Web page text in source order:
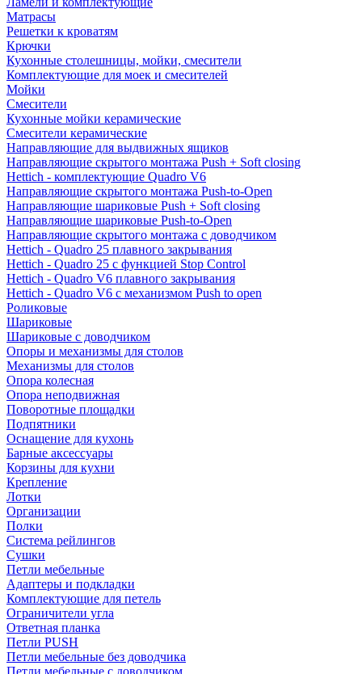
Матрасы
Решетки к кроватям
Крючки
Кухонные столешницы, мойки, смесители
Комплектующие для моек и смесителей
Мойки
Смесители
Кухонные мойки керамические
Смесители керамические
Направляющие для выдвижных ящиков
Направляющие скрытого монтажа Push + Soft closing
Hettich - комплектующие Quadro V6
Направляющие скрытого монтажа Push-to-Open
Направляющие шариковые Push + Soft closing
Направляющие шариковые Push-to-Open
Направляющие скрытого монтажа с доводчиком
Hettich - Quadro 25 плавного закрывания
Hettich - Quadro 25 с функцией Stop Control
Hettich - Quadro V6 плавного закрывания
Hettich - Quadro V6 с механизмом Push to open
Роликовые
Шариковые
Шариковые с доводчиком
Опоры и механизмы для столов
Механизмы для столов
Опора колесная
Опора неподвижная
Поворотные площадки
Подпятники
Оснащение для кухонь
Барные аксессуары
Корзины для кухни
Крепление
Лотки
Организации
Полки
Система рейлингов
Сушки
Петли мебельные
Адаптеры и подкладки
Комплектующие для петель
Ограничители угла
Ответная планка
Петли PUSH
Петли мебельные без доводчика
Петли мебельные с доводчиком